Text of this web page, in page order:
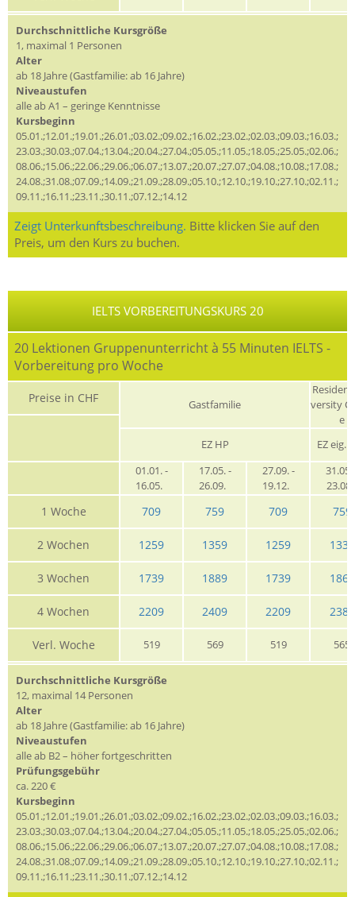
Durchschnittliche Kursgröße
1, maximal 1 Personen
Alter
ab 18 Jahre (Gastfamilie: ab 16 Jahre)
Niveaustufen
alle ab A1 – geringe Kenntnisse
Kursbeginn
05.01.;12.01.;19.01.;26.01.;03.02.;09.02.;16.02.;23.02.;02.03.;09.03.;16.03.;
23.03.;30.03.;07.04.;13.04.;20.04.;27.04.;05.05.;11.05.;18.05.;25.05.;02.06.;
08.06.;15.06.;22.06.;29.06.;06.07.;13.07.;20.07.;27.07.;04.08.;10.08.;17.08.;
24.08.;31.08.;07.09.;14.09.;21.09.;28.09.;05.10.;12.10.;19.10.;27.10.;02.11.;
09.11.;16.11.;23.11.;30.11.;07.12.;14.12
Zeigt Unterkunftsbeschreibung. Bitte klicken Sie auf den
Preis, um den Kurs zu buchen.
IELTS VORBEREITUNGSKURS 20
20 Lektionen Gruppenunterricht à 55 Minuten IELTS -
Vorbereitung pro Woche
Preise in CHF Gastfamilie
versity
e
EZ HP
EZ eig.
01.01. -
16.05.
17.05. -
26.09.
27.09. -
19.12.
31.05.
1 Woche 709 759 709 759
2 Wochen 1259 1359 1259 1339
3 Wochen 1739 1889 1739 1869
4 Wochen 2209 2409 2209 2385
Verl. Woche 519 569 519 565
Durchschnittliche Kursgröße
12, maximal 14 Personen
Alter
ab 18 Jahre (Gastfamilie: ab 16 Jahre)
Niveaustufen
alle ab B2 – höher fortgeschritten
Prüfungsgebühr
ca. 220 €
Kursbeginn
05.01.;12.01.;19.01.;26.01.;03.02.;09.02.;16.02.;23.02.;02.03.;09.03.;16.03.;
23.03.;30.03.;07.04.;13.04.;20.04.;27.04.;05.05.;11.05.;18.05.;25.05.;02.06.;
08.06.;15.06.;22.06.;29.06.;06.07.;13.07.;20.07.;27.07.;04.08.;10.08.;17.08.;
24.08.;31.08.;07.09.;14.09.;21.09.;28.09.;05.10.;12.10.;19.10.;27.10.;02.11.;
09.11.;16.11.;23.11.;30.11.;07.12.;14.12